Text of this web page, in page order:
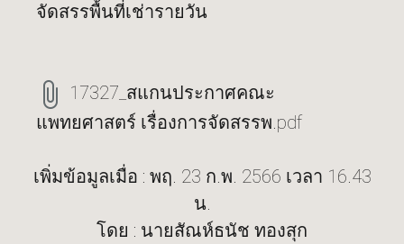
จัดสรรพื้นที่เช่ารายวัน
17327_สแกนประกาศคณะ
แพทยศาสตร์ เรื่องการจัดสรรพ.pdf
เพิ่มข้อมูลเมื่อ : พฤ. 23 ก.พ. 2566 เวลา 16.43
น.
โดย : นายสัณห์ธนัช ทองสุก